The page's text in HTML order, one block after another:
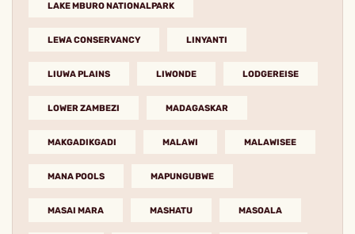
LAKE MBURO NATIONALPARK
LEWA CONSERVANCY LINYANTI
LIUWA PLAINS LIWONDE LODGEREISE
LOWER ZAMBEZI MADAGASKAR
MAKGADIKGADI MALAWI MALAWISEE
MANA POOLS MAPUNGUBWE
MASAI MARA MASHATU MASOALA